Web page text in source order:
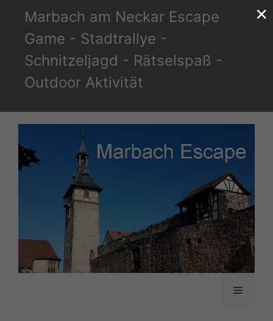
Inhalt
springen
Marbach am Neckar Escape
Game - Stadtrallye -
Schnitzeljagd - Rätselspaß -
Outdoor Aktivität
Menü
×